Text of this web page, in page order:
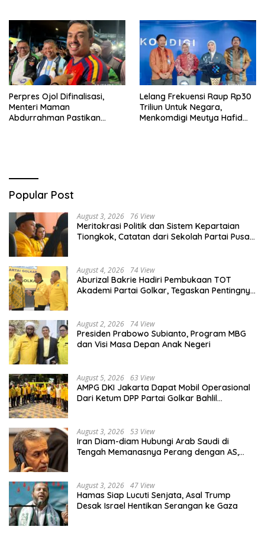
Perpres Ojol Difinalisasi,
Menteri Maman
Abdurrahman Pastikan
Lelang Frekuensi Raup Rp30
Triliun Untuk Negara,
Menkomdigi Meutya Hafid
Popular Post
August 3, 2026 76 View
Meritokrasi Politik dan Sistem Kepartaian
Tiongkok, Catatan dari Sekolah Partai Pusat
August 4, 2026 74 View
Aburizal Bakrie Hadiri Pembukaan TOT
Akademi Partai Golkar, Tegaskan Pentingnya
August 2, 2026 74 View
Presiden Prabowo Subianto, Program MBG
dan Visi Masa Depan Anak Negeri
August 5, 2026 63 View
AMPG DKI Jakarta Dapat Mobil Operasional
Dari Ketum DPP Partai Golkar Bahlil
August 3, 2026 53 View
Iran Diam-diam Hubungi Arab Saudi di
Tengah Memanasnya Perang dengan AS,
August 3, 2026 47 View
Hamas Siap Lucuti Senjata, Asal Trump
Desak Israel Hentikan Serangan ke Gaza